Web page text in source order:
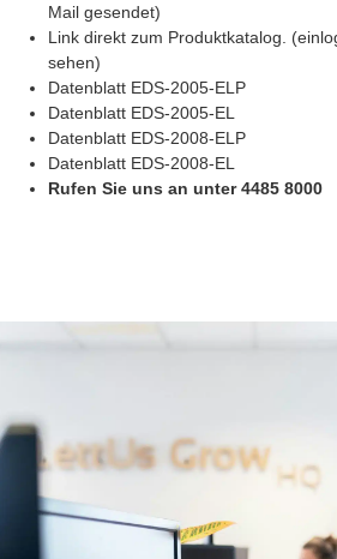
Mail gesendet)
Link direkt zum Produktkatalog.
sehen)
Datenblatt EDS-2005-ELP
Datenblatt EDS-2005-EL
Datenblatt EDS-2008-ELP
Datenblatt EDS-2008-EL
Rufen Sie uns an unter 4485 8000